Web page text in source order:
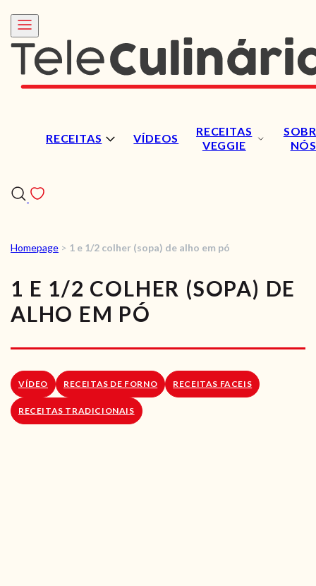
RECEITAS VÍDEOS
RECEITAS
VEGGIE
NÓS
RECEITAS
VÍDEOS
RECEITAS VEGGIE
LOJA ONLINE
Homepage > 1 e 1/2 colher (sopa) de alho em pó
1 E 1/2 COLHER (SOPA) DE
ALHO EM PÓ
VÍDEO RECEITAS DE FORNO RECEITAS FACEIS
RECEITAS TRADICIONAIS